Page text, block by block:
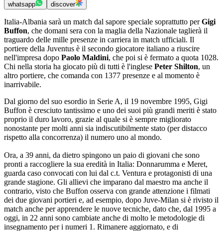
whatsapp discover
Italia-Albania sarà un match dal sapore speciale soprattutto perGigi
Buffon, che domani sera con la maglia della Nazionale taglierà il
traguardo delle mille presenze in carriera in match ufficiali. Il
portiere della Juventus è il secondo giocatore italiano a riuscire
nell'impresa dopo Paolo Maldini, che poi si è fermato a quota 1028.
Chi nella storia ha giocato più di tutti è l'inglese Peter Shilton, un
altro portiere, che comanda con 1377 presenze e al momento è
inarrivabile.
Dal giorno del suo esordio in Serie A, il 19 novembre 1995, Gigi
Buffon è cresciuto tantissimo e uno dei suoi più grandi meriti è stato
proprio il duro lavoro, grazie al quale si è sempre migliorato
nonostante per molti anni sia indiscutibilmente stato (per distacco
rispetto alla concorrenza) il numero uno al mondo.
Ora, a 39 anni, da dietro spingono un paio di giovani che sono
pronti a raccogliere la sua eredità in Italia: Donnarumma e Meret,
guarda caso convocati con lui dal c.t. Ventura e protagonisti di una
grande stagione. Gli allievi che imparano dal maestro ma anche il
contrario, visto che Buffon osserva con grande attenzione i filmati
dei due giovani portieri e, ad esempio, dopo Juve-Milan si è rivisto il
match anche per apprendere le nuove tecniche, dato che, dal 1995 a
oggi, in 22 anni sono cambiate anche di molto le metodologie di
insegnamento per i numeri 1. Rimanere aggiornato, e di